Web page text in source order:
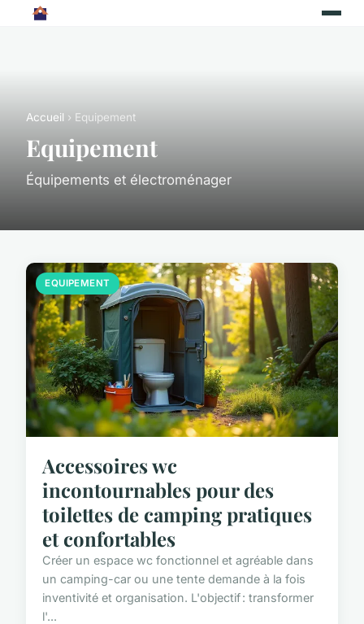
Accueil › Equipement
Equipement
Équipements et électroménager
EQUIPEMENT
Accessoires wc
incontournables pour des
toilettes de camping pratiques
et confortables
Créer un espace wc fonctionnel et agréable dans
un camping-car ou une tente demande à la fois
inventivité et organisation. L'objectif : transformer
l'...